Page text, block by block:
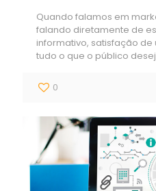
Quando falamos em
falando diretamente de
informativo, satisfação
tudo o que o público
0